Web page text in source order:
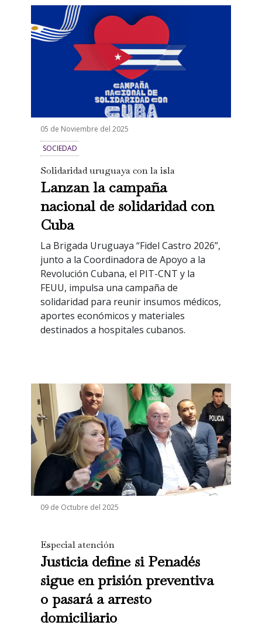
05 de Noviembre del 2025
SOCIEDAD
Solidaridad uruguaya con la isla
Lanzan la campaña
nacional de solidaridad con
Cuba
La Brigada Uruguaya “Fidel Castro 2026”,
junto a la Coordinadora de Apoyo a la
Revolución Cubana, el PIT-CNT y la
FEUU, impulsa una campaña de
solidaridad para reunir insumos médicos,
aportes económicos y materiales
destinados a hospitales cubanos.
09 de Octubre del 2025
Especial atención
Justicia define si Penadés
sigue en prisión preventiva
o pasará a arresto
domiciliario